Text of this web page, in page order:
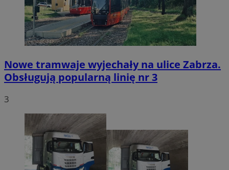
Nowe tramwaje wyjechały na ulice Zabrza.
Obsługują popularną linię nr 3
3